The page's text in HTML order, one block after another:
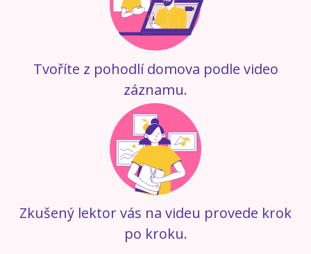
Tvoříte z pohodlí domova podle video
záznamu.
Zkušený lektor vás na videu provede krok
po kroku.